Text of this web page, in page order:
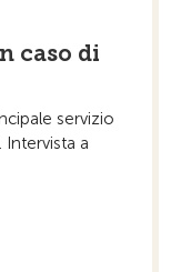
caso di
servizio
Intervista a